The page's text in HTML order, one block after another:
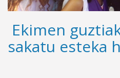
Ekimen
sakatu esteka